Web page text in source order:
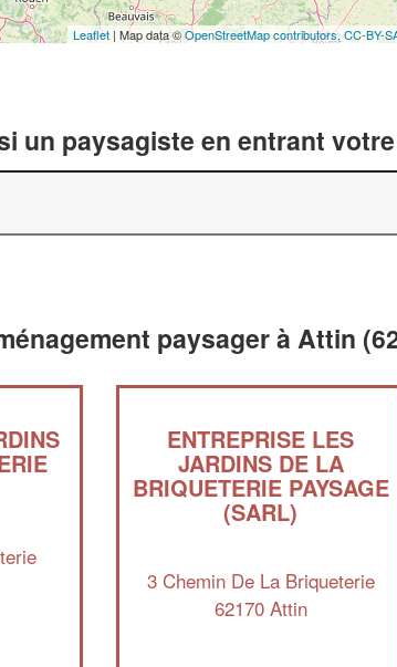
Leaflet | Map data ©OpenStreetMap contributors, CC-BY-
un paysagiste en entrant
paysager à Attin
ENTREPRISE LES
JARDINS DE LA
BRIQUETERIE PAYSAGE
(SARL)
3 Chemin De La Briqueterie
62170 Attin